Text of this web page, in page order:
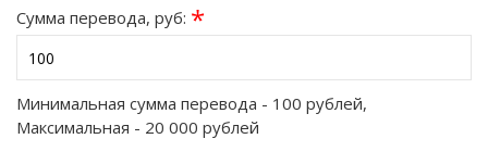
Сумма перевода, руб: *
Минимальная сумма перевода - 100 рублей,
Максимальная - 20 000 рублей